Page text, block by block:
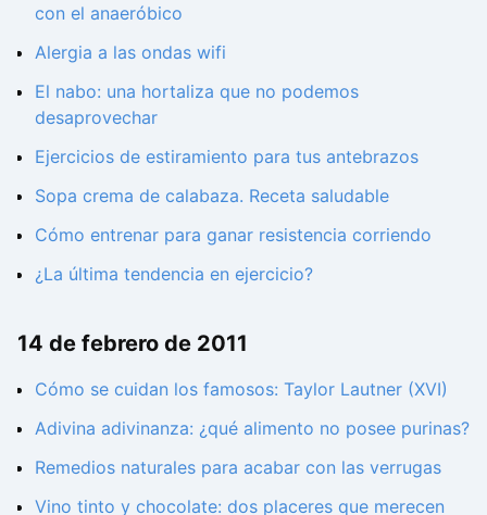
con el anaeróbico
Alergia a las ondas wifi
El nabo: una hortaliza que no podemos
desaprovechar
Ejercicios de estiramiento para tus antebrazos
Sopa crema de calabaza. Receta saludable
Cómo entrenar para ganar resistencia corriendo
¿La última tendencia en ejercicio?
14 de febrero de 2011
Cómo se cuidan los famosos: Taylor Lautner (XVI)
Adivina adivinanza: ¿qué alimento no posee purinas?
Remedios naturales para acabar con las verrugas
Vino tinto y chocolate: dos placeres que merecen